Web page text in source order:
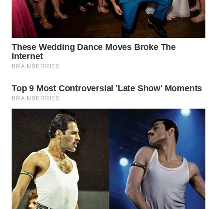
MAJALENGKA
WN
WN
WN
PURWAKARTA
PRIANGAN
TIMUR
WN
SEMARANG